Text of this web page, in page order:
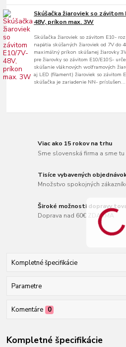
Skúšačka žiaroviek so závitom
48V, príkon max. 3W
Skúšačka žiaroviek so závitom E10-
napätia skúšaných žiaroviek od 7V do
maximálný príkon skúšanej žiarovky
pre žiarovky so závitom E10/E10S-
skúšanie vláknových wolframových
aj LED (filament) žiaroviek so závitom
skúšačka je zariadenie NN- príslušen...
Viac ako 15 rokov na trhu
Sme slovenská firma a sme
Tisíce vybavených
Množstvo spokojných
Široké možnosti dopravy
Doprava nad 60€ ZDARMA
Kompletné špecifikácie
Parametre
Komentáre 0
Kompletné špecifikácie